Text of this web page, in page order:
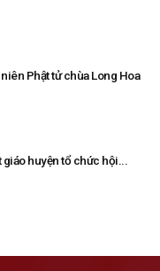
Phật tử chùa Long Hoa
giáo huyện tổ chức hội...